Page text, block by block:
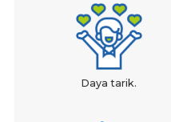
Daya tarik.